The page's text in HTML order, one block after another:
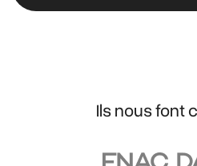
Ils nous font